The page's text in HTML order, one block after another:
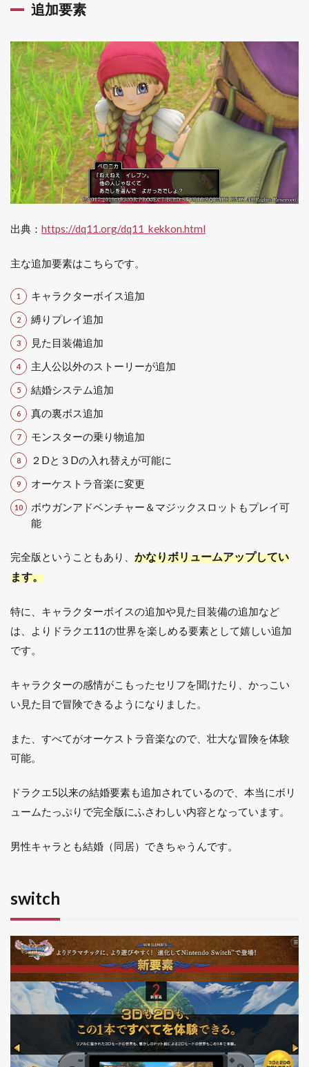
追加要素
出典： https://dq11.org/dq11_kekkon.html
主な追加要素はこちらです。
キャラクターボイス追加
縛りプレイ追加
見た目装備追加
主人公以外のストーリーが追加
結婚システム追加
真の裏ボス追加
モンスターの乗り物追加
２Dと３Dの入れ替えが可能に
オーケストラ音楽に変更
ボウガンアドベンチャー＆マジックスロットもプレイ可
能
完全版ということもあり、 かなりボリュームアップしてい
ます。
特に、キャラクターボイスの追加や見た目装備の追加など
は、よりドラクエ11の世界を楽しめる要素として嬉しい追加
です。
キャラクターの感情がこもったセリフを聞けたり、かっこい
い見た目で冒険できるようになりました。
また、すべてがオーケストラ音楽なので、壮大な冒険を体験
可能。
ドラクエ5以来の結婚要素も追加されているので、本当にボリ
ュームたっぷりで完全版にふさわしい内容となっています。
男性キャラとも結婚（同居）できちゃうんです。
switch